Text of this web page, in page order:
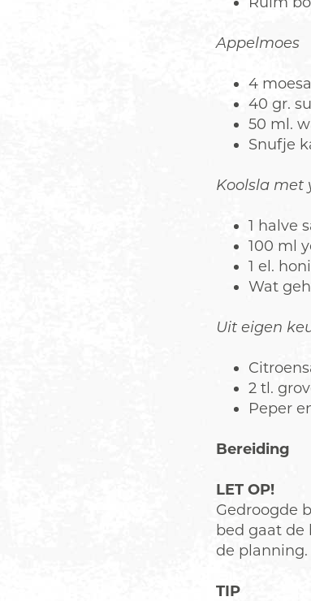
Appelmoes
4
40 gr.
50 ml.
Snufje
Koolsla met
1 halve
100 ml
1 el.
Wat
Uit eigen
2 tl.
Peper
Bereiding
LET OP!
Gedroogde
bed gaat de
de planning.
TIP